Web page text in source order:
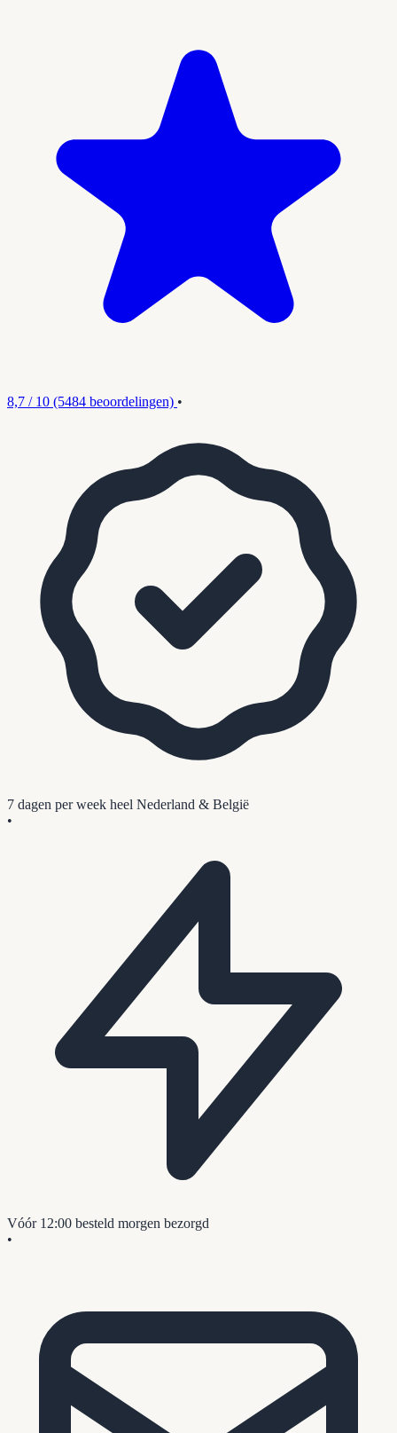
8,7 / 10 (5484 beoordelingen) •
7 dagen per week heel Nederland & België
•
Vóór 12:00 besteld morgen bezorgd
•